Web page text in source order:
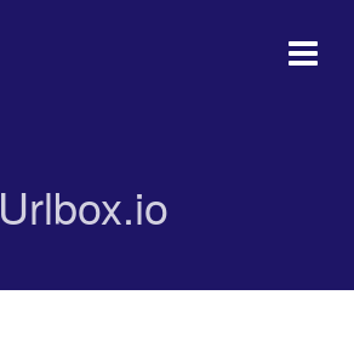
Urlbox.io